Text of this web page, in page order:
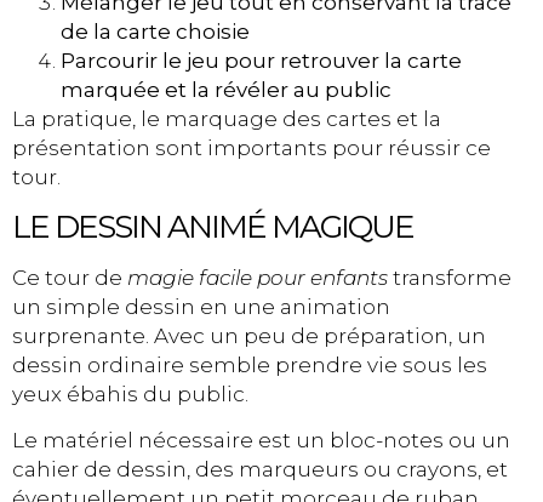
de la carte choisie
Parcourir le jeu pour retrouver la carte
marquée et la révéler au public
La pratique, le marquage des cartes et la
présentation sont importants pour réussir ce
tour.
LE DESSIN ANIMÉ MAGIQUE
Ce tour de magie facile pour enfants transforme
un simple dessin en une animation
surprenante. Avec un peu de préparation, un
dessin ordinaire semble prendre vie sous les
yeux ébahis du public.
Le matériel nécessaire est un bloc-notes ou un
cahier de dessin, des marqueurs ou crayons, et